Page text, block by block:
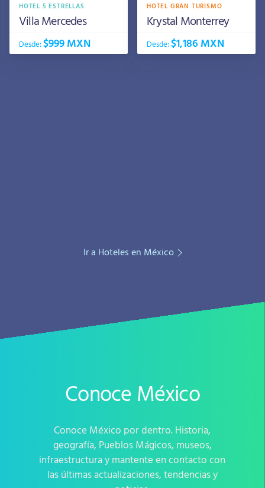
HOTEL 5 ESTRELLAS
Villa Mercedes
Desde:$999 MXN
HOTEL GRAN TURISMO
Krystal Monterrey
Desde:$1,186 MXN
Ir a Hoteles en México
Conoce México
Conoce México por dentro. Historia,
geografía, Pueblos Mágicos, museos,
infraestructura y mantente en contacto con
las últimas actualizaciones, tendencias y